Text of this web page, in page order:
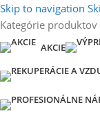
Skip to navigation
Kategórie produktov
AKCIE